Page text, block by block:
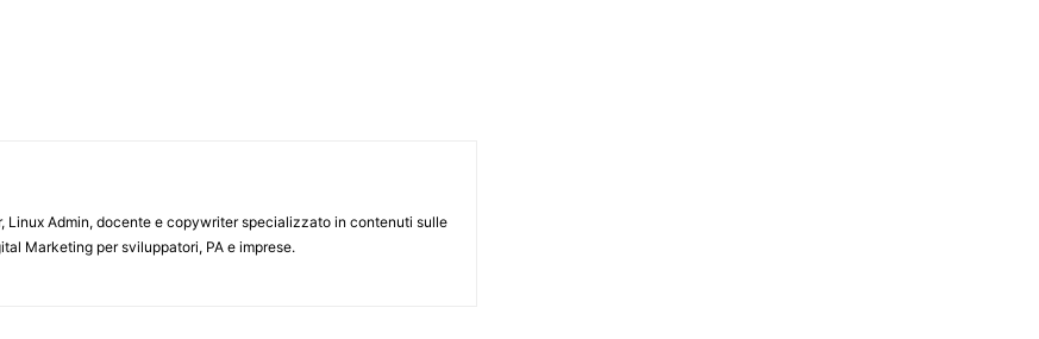
Linux Admin, docente e copywriter specializzato in contenuti sulle
Marketing per sviluppatori, PA e imprese.